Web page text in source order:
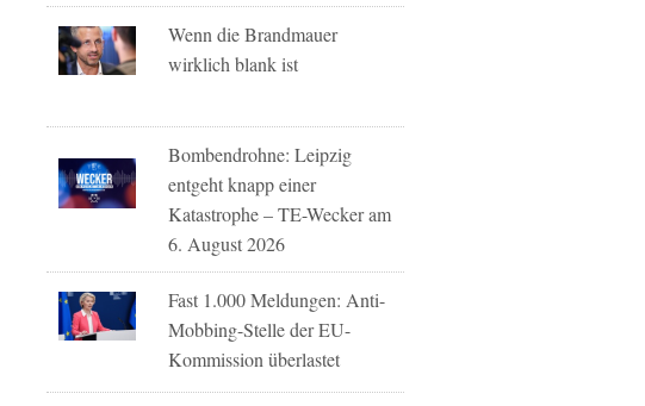
Wenn die Brandmauer
wirklich blank ist
Bombendrohne: Leipzig
entgeht knapp einer
Katastrophe – TE-Wecker am
6. August 2026
Fast 1.000 Meldungen: Anti-
Mobbing-Stelle der EU-
Kommission überlastet